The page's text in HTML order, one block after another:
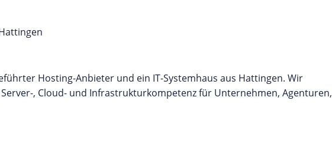
Hosting-Anbieter und ein IT-Systemhaus aus Hattingen. Wir
, Cloud- und Infrastrukturkompetenz für Unternehmen, Agenturen,